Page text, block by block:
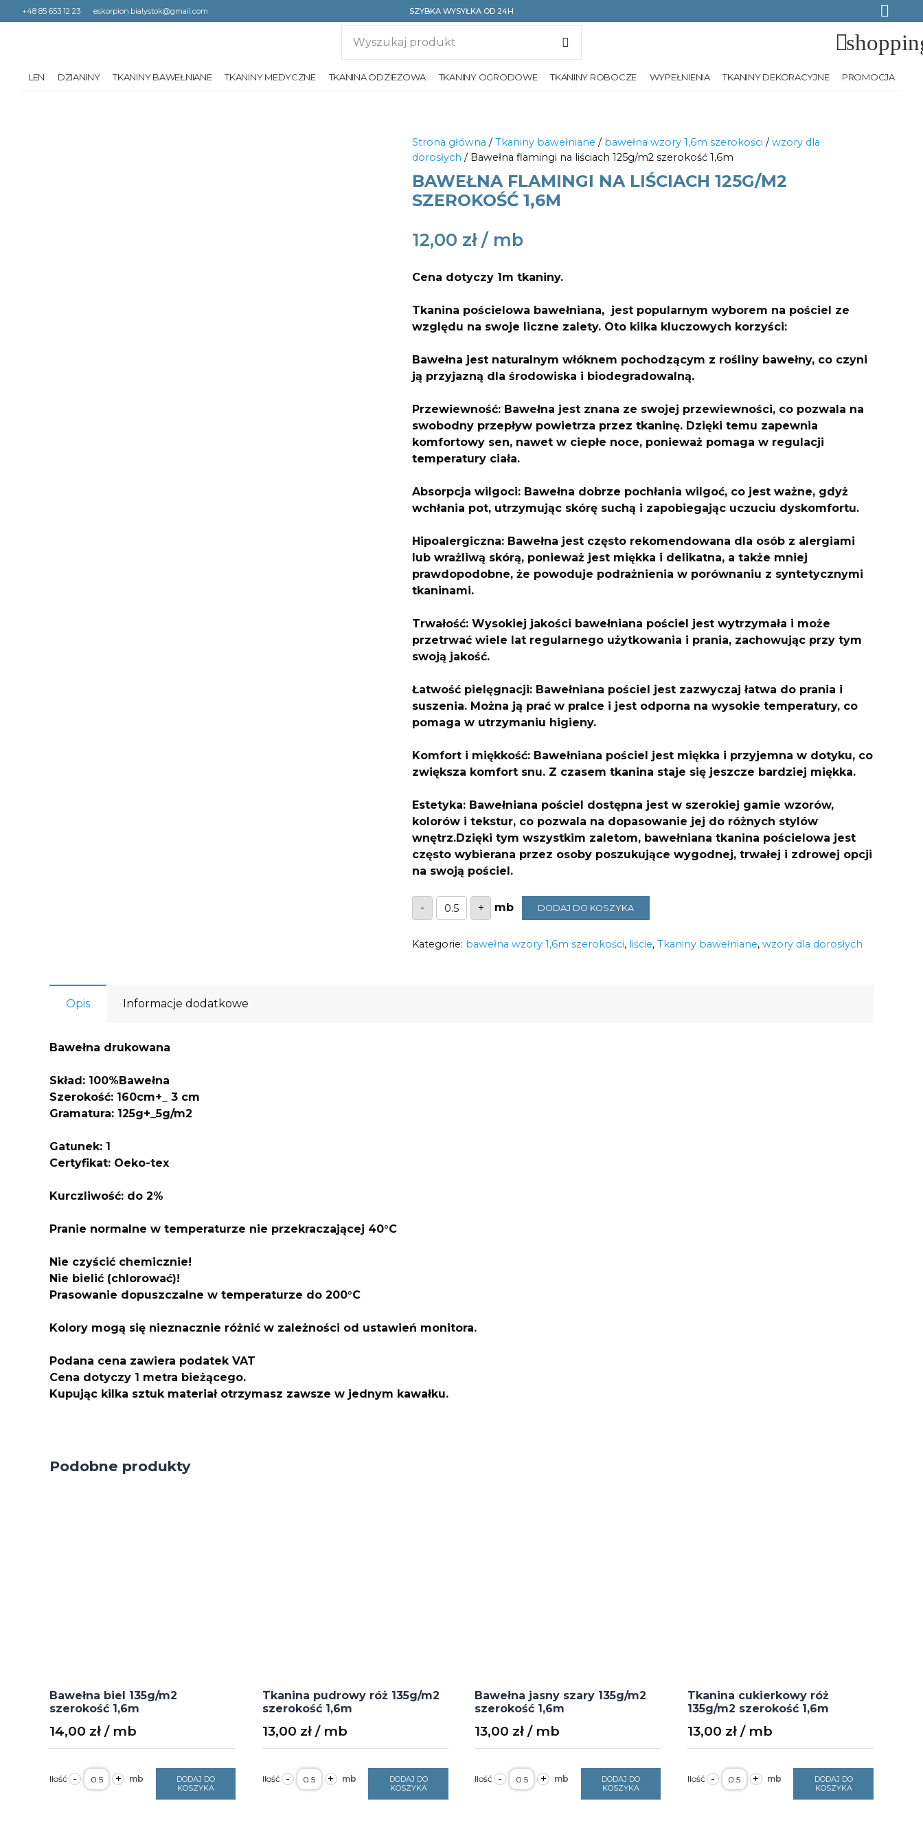
+48 85 653 12 23 eskorpion.bialystok@gmail.com SZYBKA WYSYŁKA OD 24H
LEN DZIANINY TKANINY BAWEŁNIANE TKANINY MEDYCZNE TKANINA ODZIEŻOWA TKANINY OGRODOWE TKANINY ROBOCZE WYPEŁNIENIA TKANINY DEKORACYJNE PROMOCJA
Strona główna /Tkaniny bawełniane / bawełna wzory 1,6m szerokości /wzory dla
dorosłych / Bawełna flamingi na liściach 125g/m2 szerokość 1,6m
BAWEŁNA FLAMINGI NA LIŚCIACH 125G/M2
SZEROKOŚĆ 1,6M
12,00 zł
Cena dotyczy 1m tkaniny.
Tkanina pościelowa bawełniana, jest popularnym wyborem na pościel ze
względu na swoje liczne zalety. Oto kilka kluczowych korzyści:
Bawełna jest naturalnym włóknem pochodzącym z rośliny bawełny, co czyni
ją przyjazną dla środowiska i biodegradowalną.
Przewiewność: Bawełna jest znana ze swojej przewiewności, co pozwala na
swobodny przepływ powietrza przez tkaninę. Dzięki temu zapewnia
komfortowy sen, nawet w ciepłe noce, ponieważ pomaga w regulacji
temperatury ciała.
Absorpcja wilgoci: Bawełna dobrze pochłania wilgoć, co jest ważne, gdyż
wchłania pot, utrzymując skórę suchą i zapobiegając uczuciu dyskomfortu.
Hipoalergiczna: Bawełna jest często rekomendowana dla osób z alergiami
lub wrażliwą skórą, ponieważ jest miękka i delikatna, a także mniej
prawdopodobne, że powoduje podrażnienia w porównaniu z syntetycznymi
tkaninami.
Trwałość: Wysokiej jakości bawełniana pościel jest wytrzymała i może
przetrwać wiele lat regularnego użytkowania i prania, zachowując przy tym
swoją jakość.
Łatwość pielęgnacji: Bawełniana pościel jest zazwyczaj łatwa do prania i
suszenia. Można ją prać w pralce i jest odporna na wysokie temperatury, co
pomaga w utrzymaniu higieny.
Komfort i miękkość: Bawełniana pościel jest miękka i przyjemna w dotyku, co
zwiększa komfort snu. Z czasem tkanina staje się jeszcze bardziej miękka.
Estetyka: Bawełniana pościel dostępna jest w szerokiej gamie wzorów,
kolorów i tekstur, co pozwala na dopasowanie jej do różnych stylów
wnętrz.Dzięki tym wszystkim zaletom, bawełniana tkanina pościelowa jest
często wybierana przez osoby poszukujące wygodnej, trwałej i zdrowej opcji
na swoją pościel.
-
ilość
Bawełna
flamingi
liściach
+ DODAJ DO KOSZYKA
Kategorie: bawełna wzory 1,6m szerokości, liście, Tkaniny bawełniane, wzory dla dorosłych
Opis Informacje dodatkowe
Bawełna drukowana
Skład: 100%Bawełna
Szerokość: 160cm+_ 3 cm
Gramatura: 125g+_5g/m2
Gatunek: 1
Certyfikat: Oeko-tex
Kurczliwość: do 2%
Pranie normalne w temperaturze nie przekraczającej 40°C
Nie czyścić chemicznie!
Nie bielić (chlorować)!
Prasowanie dopuszczalne w temperaturze do 200°C
Kolory mogą się nieznacznie różnić w zależności od ustawień monitora.
Podana cena zawiera podatek VAT
Cena dotyczy 1 metra bieżącego.
Kupując kilka sztuk materiał otrzymasz zawsze w jednym kawałku.
Podobne produkty
Bawełna biel 135g/m2
szerokość 1,6m
14,00 zł
- ilość
Bawełna
+
DODAJ DO
KOSZYKA
Tkanina pudrowy róż 135g/m2
szerokość 1,6m
13,00 zł
- ilość
Tkanina
+
DODAJ DO
KOSZYKA
Bawełna jasny szary 135g/m2
szerokość 1,6m
13,00 zł
- ilość
Bawełna
+
DODAJ DO
KOSZYKA
Tkanina cukierkowy róż
135g/m2 szerokość 1,6m
13,00 zł
- ilość
Tkanina
+
DODAJ DO
KOSZYKA